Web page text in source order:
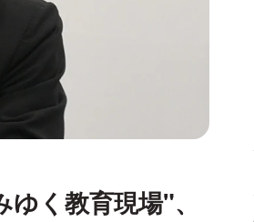
く教育現場"、